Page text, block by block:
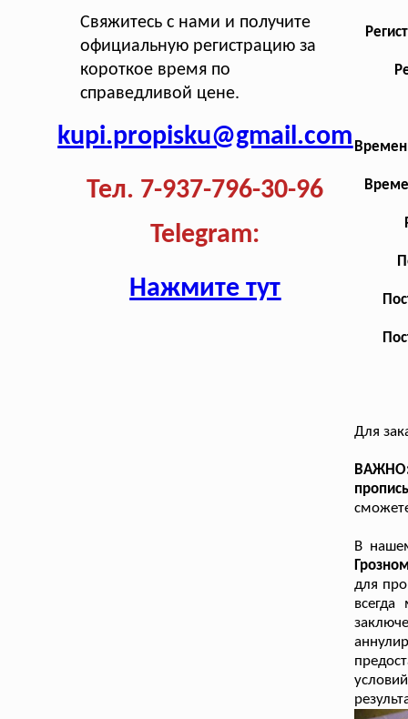
Свяжитесь с нами и получите
официальную регистрацию за
короткое время по
справедливой цене.
kupi.propisku@gmail.com
Тел. 7-937-796-30-96
Telegram:
Нажмите тут
Для
В
для